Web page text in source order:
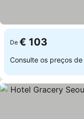
De € 103
Consulte os preços de